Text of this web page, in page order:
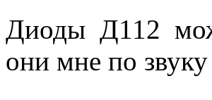
Диоды Д112
они мне по